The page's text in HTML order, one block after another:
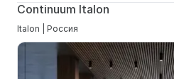
Continuum Italon
Italon | Россия